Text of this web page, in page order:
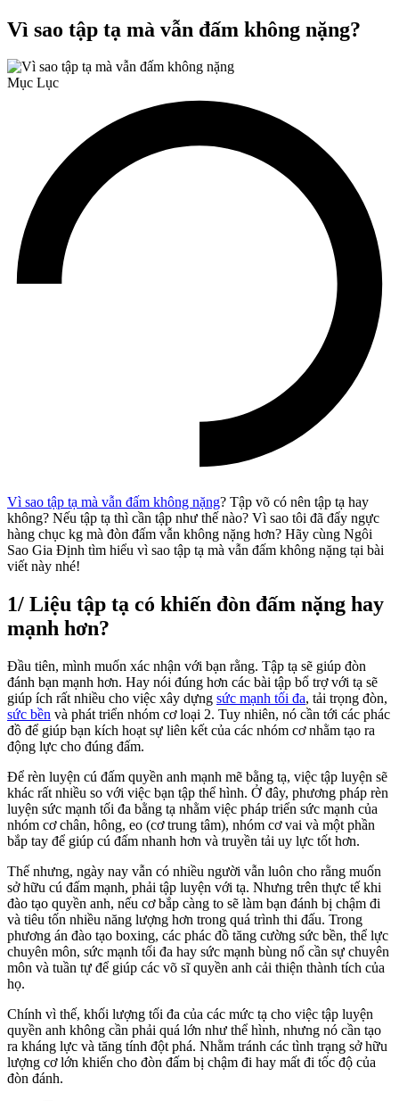
Vì sao tập tạ mà vẫn đấm không nặng?
Mục Lục
Vì sao tập tạ mà vẫn đấm không nặng? Tập võ có nên tập tạ hay
không? Nếu tập tạ thì cần tập như thế nào? Vì sao tôi đã đẩy ngực
hàng chục kg mà đòn đấm vẫn không nặng hơn? Hãy cùng Ngôi
Sao Gia Định tìm hiểu vì sao tập tạ mà vẫn đấm không nặng tại bài
viết này nhé!
1/ Liệu tập tạ có khiến đòn đấm nặng hay
mạnh hơn?
Đầu tiên, mình muốn xác nhận với bạn rằng. Tập tạ sẽ giúp đòn
đánh bạn mạnh hơn. Hay nói đúng hơn các bài tập bổ trợ với tạ sẽ
giúp ích rất nhiều cho việc xây dựng sức mạnh tối đa, tải trọng đòn,
sức bền và phát triển nhóm cơ loại 2. Tuy nhiên, nó cần tới các phác
đồ để giúp bạn kích hoạt sự liên kết của các nhóm cơ nhằm tạo ra
động lực cho đúng đấm.
Để rèn luyện cú đấm quyền anh mạnh mẽ bằng tạ, việc tập luyện sẽ
khác rất nhiều so với việc bạn tập thể hình. Ở đây, phương pháp rèn
luyện sức mạnh tối đa bằng tạ nhằm việc pháp triển sức mạnh của
nhóm cơ chân, hông, eo (cơ trung tâm), nhóm cơ vai và một phần
bắp tay để giúp cú đấm nhanh hơn và truyền tải uy lực tốt hơn.
Thế nhưng, ngày nay vẫn có nhiều người vẫn luôn cho rằng muốn
sở hữu cú đấm mạnh, phải tập luyện với tạ. Nhưng trên thực tế khi
đào tạo quyền anh, nếu cơ bắp càng to sẽ làm bạn đánh bị chậm đi
và tiêu tốn nhiều năng lượng hơn trong quá trình thi đấu. Trong
phương án đào tạo boxing, các phác đồ tăng cường sức bền, thể lực
chuyên môn, sức mạnh tối đa hay sức mạnh bùng nổ cần sự chuyên
môn và tuần tự để giúp các võ sĩ quyền anh cải thiện thành tích của
họ.
Chính vì thế, khối lượng tối đa của các mức tạ cho việc tập luyện
quyền anh không cần phải quá lớn như thể hình, nhưng nó cần tạo
ra kháng lực và tăng tính đột phá. Nhằm tránh các tình trạng sở hữu
lượng cơ lớn khiến cho đòn đấm bị chậm đi hay mất đi tốc độ của
đòn đánh.